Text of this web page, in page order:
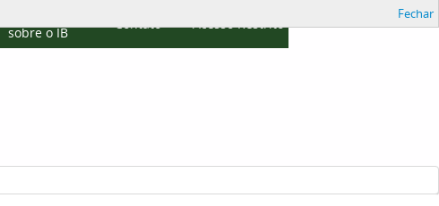
sobre o IB
Contato Acesso Restrito
Fechar